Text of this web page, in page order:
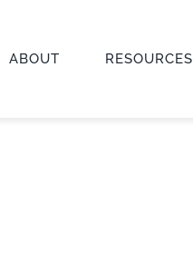
ABOUT RESOURCES